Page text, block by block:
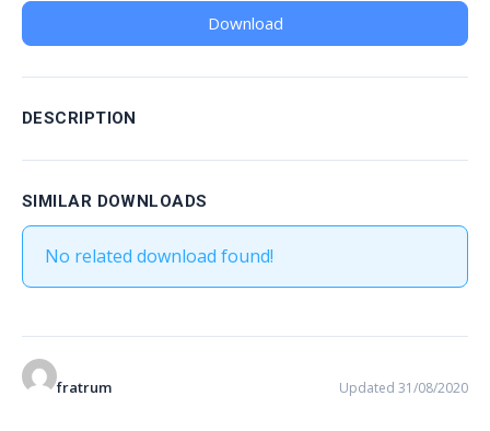
Download
DESCRIPTION
SIMILAR DOWNLOADS
No related download found!
fratrum Updated 31/08/2020